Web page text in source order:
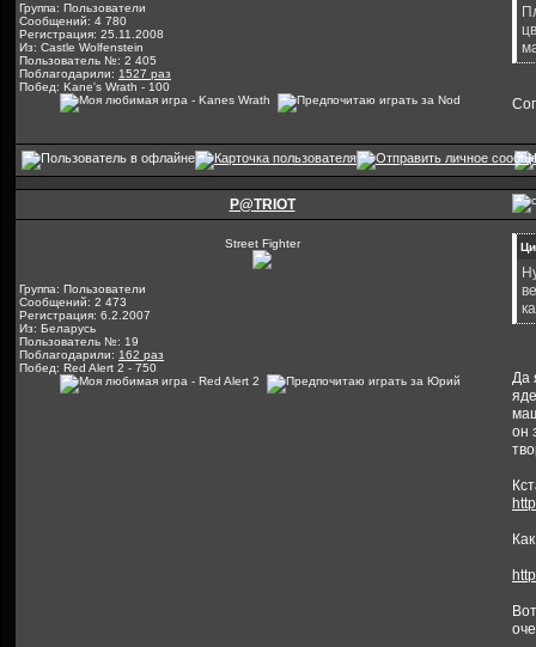
Группа: Пользователи
Сообщений: 4 780
Регистрация: 25.11.2008
Из: Castle Wolfenstein
Пользователь №: 2 405
Поблагодарили: 1527 раз
Побед: Kane's Wrath - 100
P@TRIOT
Street Fighter
Группа: Пользователи
Сообщений: 2 473
Регистрация: 6.2.2007
Из: Беларусь
Пользователь №: 19
Поблагодарили: 162 раз
Побед: Red Alert 2 - 750
Да
он